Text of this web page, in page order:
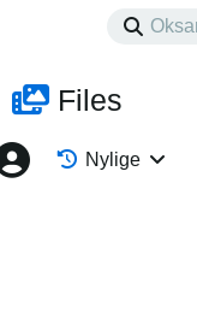
Files
Nylige